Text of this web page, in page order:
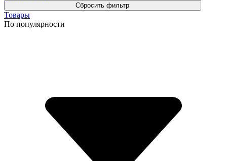
Товары
По популярности